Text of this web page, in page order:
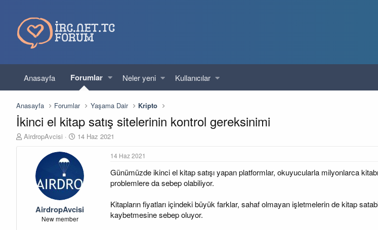
Anasayfa Forumlar Neler yeni Kullanıcılar
Anasayfa Forumlar Yaşama Dair Kripto
İkinci el kitap satış sitelerinin kontrol gereksinimi
K
AirdropAvcisi
B
l
n
g
ç
t
14 Haz 2021
AirdropAvcisi
New member
14 Haz 2021
Günümüzde ikinci el kitap satışı yapan platformlar, okuyucularla milyonlarca
problemlere da sebep olabiliyor.
Kitapların fiyatları içindeki büyük farklar, sahaf olmayan işletmelerin de kitap
kaybetmesine sebep oluyor.